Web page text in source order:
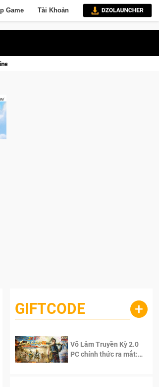
Game Tài Khoản
và tài phú sẽ về tay kẻ đoạt được Vương Quyền
GIFTCODE +
Võ Lâm Truyền Kỳ 2.0
PC chính thức ra mắt: